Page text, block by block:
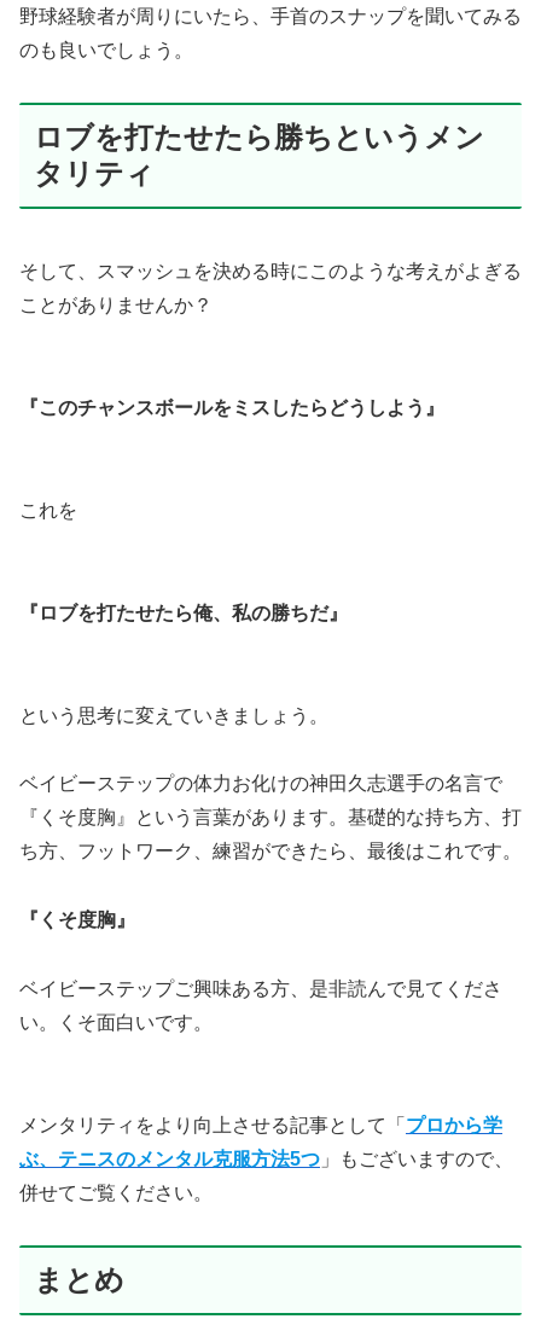
野球経験者が周りにいたら、手首のスナップを聞いてみる
のも良いでしょう。
ロブを打たせたら勝ちというメン
タリティ
そして、スマッシュを決める時にこのような考えがよぎる
ことがありませんか？
『このチャンスボールをミスしたらどうしよう』
これを
『ロブを打たせたら俺、私の勝ちだ』
という思考に変えていきましょう。
ベイビーステップの体力お化けの神田久志選手の名言で
『くそ度胸』という言葉があります。基礎的な持ち方、打
ち方、フットワーク、練習ができたら、最後はこれです。
『くそ度胸』
ベイビーステップご興味ある方、是非読んで見てくださ
い。くそ面白いです。
メンタリティをより向上させる記事として「 プロから学
ぶ、テニスのメンタル克服方法5つ 」もございますので、
併せてご覧ください。
まとめ